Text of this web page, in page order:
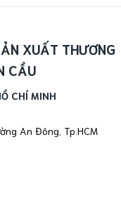
XUẤT THƯƠNG
CẦU
CHÍ MINH
An Đông, Tp.HCM